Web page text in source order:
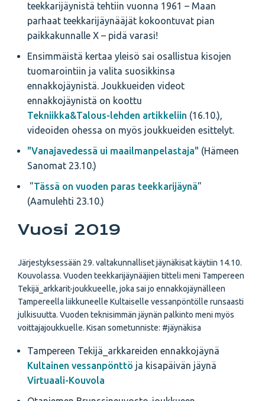
teekkarijäynistä tehtiin vuonna 1961 – Maan
parhaat teekkarijäynääjät kokoontuvat pian
paikkakunnalle X – pidä varasi!
Ensimmäistä kertaa yleisö sai osallistua kisojen
tuomarointiin ja valita suosikkinsa
ennakkojäynistä. Joukkueiden videot
ennakkojäynistä on koottu
Tekniikka&Talous-lehden artikkeliin (16.10.),
videoiden ohessa on myös joukkueiden esittelyt.
"Vanajavedessä ui maailmanpelastaja" (Hämeen
Sanomat 23.10.)
"Tässä on vuoden paras teekkarijäynä"
(Aamulehti 23.10.)
Vuosi 2019
Järjestyksessään 29. valtakunnalliset jäynäkisat käytiin 14.10.
Kouvolassa. Vuoden teekkarijäynääjien titteli meni Tampereen
Tekijä_arkkarit-joukkueelle, joka sai jo ennakkojäynälleen
Tampereella liikkuneelle Kultaiselle vessanpöntölle runsaasti
julkisuutta. Vuoden teknisimmän jäynän palkinto meni myös
voittajajoukkuelle. Kisan sometunniste: #jäynäkisa
Tampereen Tekijä_arkkareiden ennakkojäynä
Kultainen vessanpönttö ja kisapäivän jäynä
Virtuaali-Kouvola